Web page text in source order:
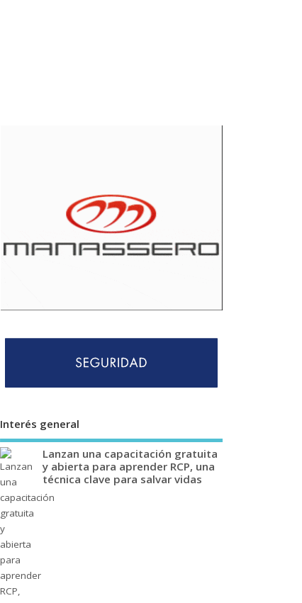
Interés general
Lanzan una capacitación gratuita
y abierta para aprender RCP, una
técnica clave para salvar vidas